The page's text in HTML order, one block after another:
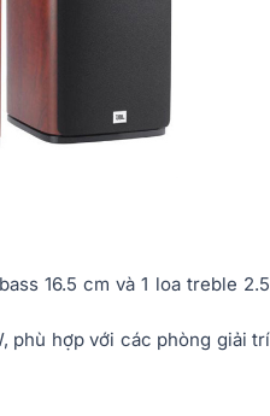
16.5 cm và 1 loa treble 2.5
phù hợp với các phòng giải trí